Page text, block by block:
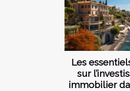
Les
sur
immobilier